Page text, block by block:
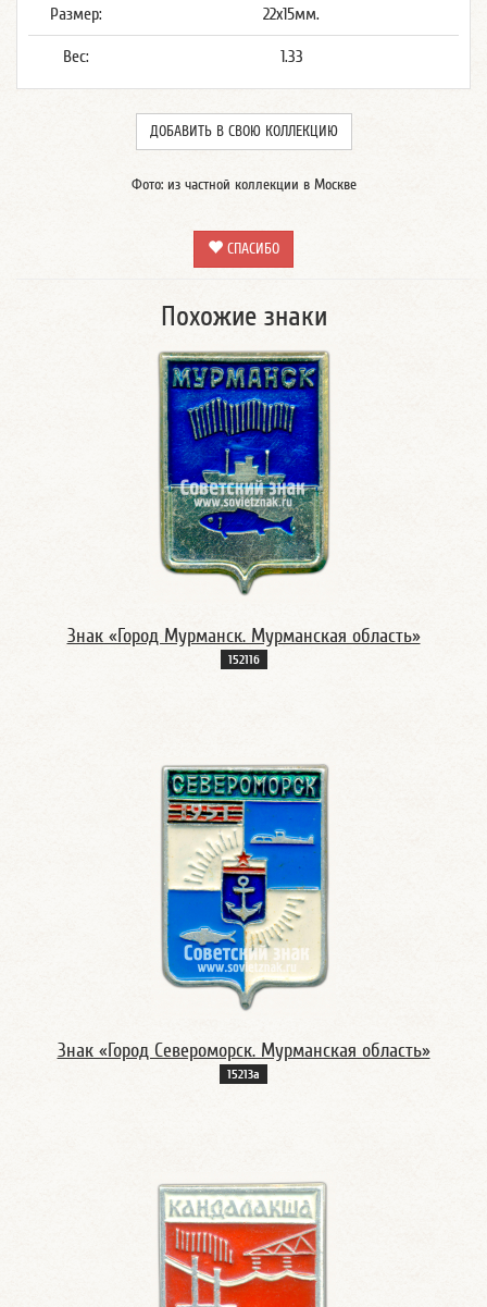
Размер: 22x15мм.
Вес: 1.33
ДОБАВИТЬ В СВОЮ КОЛЛЕКЦИЮ
Фото: из частной коллекции в Москве
СПАСИБО
Похожие знаки
Знак «Город Мурманск. Мурманская область»
15211б
Знак «Город Североморск. Мурманская область»
15213а